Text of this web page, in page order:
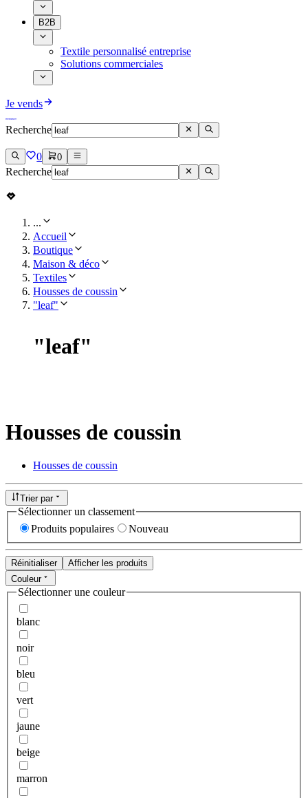
B2B
Textile personnalisé entreprise
Solutions commerciales
Je vends
Recherche
0 0
Recherche
...
Accueil
Boutique
Maison & déco
Textiles
Housses de coussin
"leaf"
"leaf"
Housses de coussin
Housses de coussin
Trier par
Sélectionner un classement
Produits populaires
Nouveau
Réinitialiser
Afficher les produits
Couleur
Sélectionner une couleur
blanc
noir
bleu
vert
jaune
beige
marron